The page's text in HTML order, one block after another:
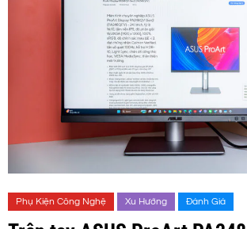
Phụ Kiện Công Nghệ Xu Hướng Đánh Giá